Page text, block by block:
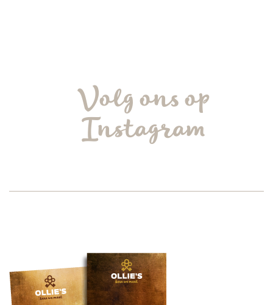
Volg ons op
Instagram